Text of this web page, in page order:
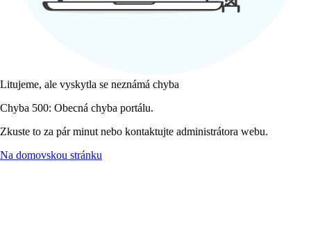
Litujeme, ale vyskytla se neznámá chyba
Chyba 500: Obecná chyba portálu.
Zkuste to za pár minut nebo kontaktujte administrátora webu.
Na domovskou stránku